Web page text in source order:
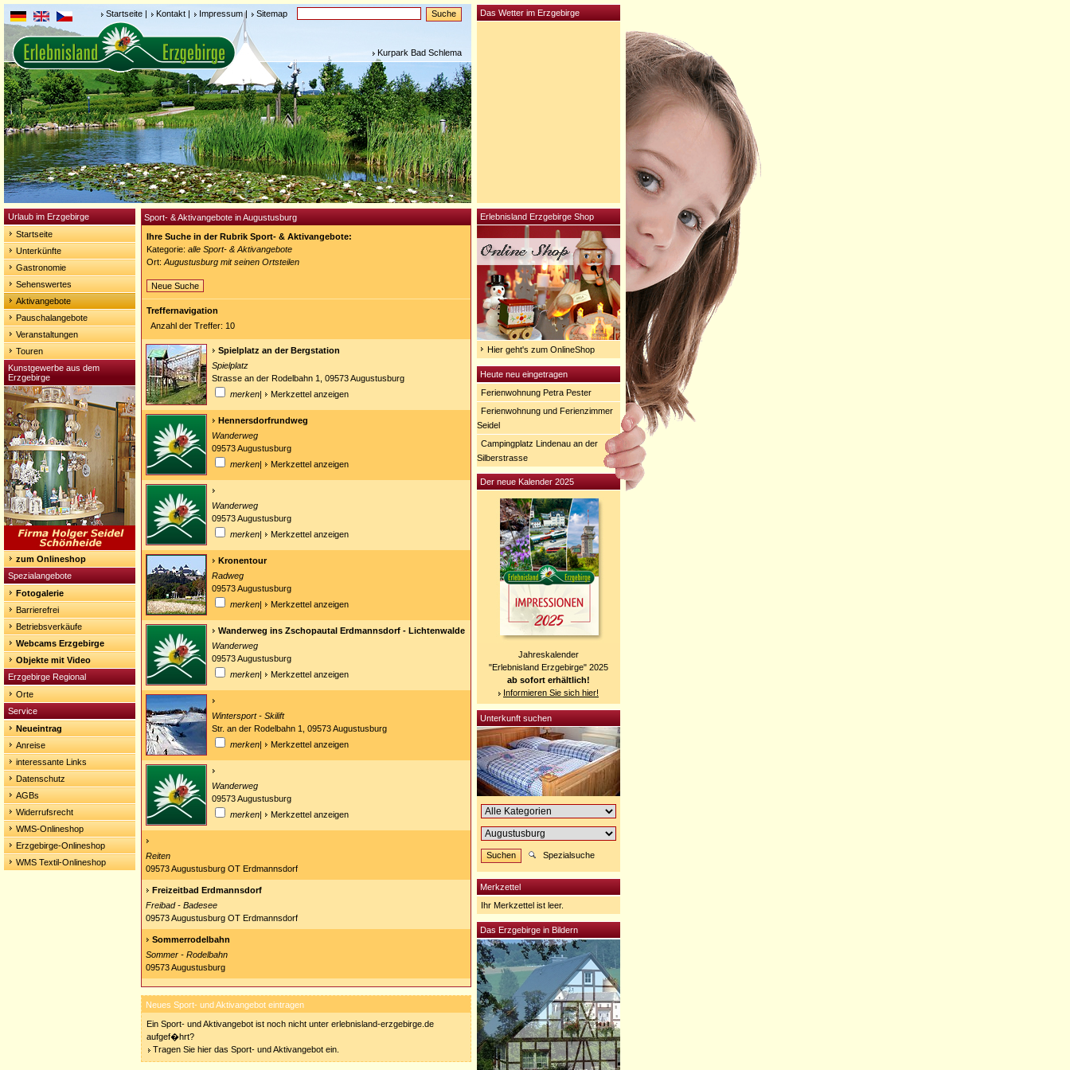
Startseite | Kontakt | Impressum| Sitemap
Kurpark Bad Schlema
Urlaub im Erzgebirge
Startseite
Unterkünfte
Gastronomie
Sehenswertes
Aktivangebote
Pauschalangebote
Veranstaltungen
Touren
Kunstgewerbe aus dem
Erzgebirge
zum Onlineshop
Spezialangebote
Fotogalerie
Barrierefrei
Betriebsverkäufe
Webcams Erzgebirge
Objekte mit Video
Erzgebirge Regional
Orte
Service
Neueintrag
Anreise
interessante Links
Datenschutz
AGBs
Widerrufsrecht
WMS-Onlineshop
Erzgebirge-Onlineshop
WMS Textil-Onlineshop
Sport- & Aktivangebote in Augustusburg
Ihre Suche in der Rubrik Sport- & Aktivangebote:
Kategorie: alle Sport- & Aktivangebote
Ort: Augustusburg mit seinen Ortsteilen
Neue Suche
Treffernavigation
Anzahl der Treffer: 10
Spielplatz an der Bergstation
Spielplatz
Strasse an der Rodelbahn 1, 09573 Augustusburg
merken| Merkzettel anzeigen
Hennersdorfrundweg
Wanderweg
09573 Augustusburg
merken| Merkzettel anzeigen
Wanderweg
09573 Augustusburg
merken| Merkzettel anzeigen
Kronentour
Radweg
09573 Augustusburg
merken| Merkzettel anzeigen
Wanderweg ins Zschopautal Erdmannsdorf - Lichtenwalde
Wanderweg
09573 Augustusburg
merken| Merkzettel anzeigen
Wintersport - Skilift
Str. an der Rodelbahn 1, 09573 Augustusburg
merken| Merkzettel anzeigen
Wanderweg
09573 Augustusburg
merken| Merkzettel anzeigen
Reiten
09573 Augustusburg OT Erdmannsdorf
Freizeitbad Erdmannsdorf
Freibad - Badesee
09573 Augustusburg OT Erdmannsdorf
Sommerrodelbahn
Sommer - Rodelbahn
09573 Augustusburg
Neues Sport- und Aktivangebot eintragen
Ein Sport- und Aktivangebot ist noch nicht unter erlebnisland-erzgebirge.de
aufgef�hrt?
Tragen Sie hier das Sport- und Aktivangebot ein.
Erlebnisland Erzgebirge Shop
Hier geht's zum OnlineShop
Heute neu eingetragen
Ferienwohnung Petra Pester
Ferienwohnung und Ferienzimmer
Seidel
Campingplatz Lindenau an der
Silberstrasse
Der neue Kalender 2025
Jahreskalender
"Erlebnisland Erzgebirge" 2025
ab sofort erhältlich!
Informieren Sie sich hier!
Unterkunft suchen
Spezialsuche
Merkzettel
Ihr Merkzettel ist leer.
Das Erzgebirge in Bildern
Das Wetter im Erzgebirge